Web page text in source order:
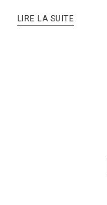
LIRE LA SUITE